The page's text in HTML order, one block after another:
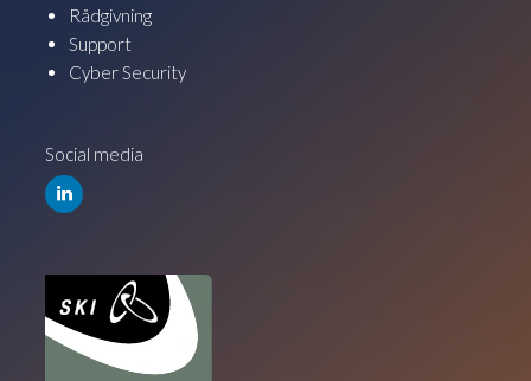
Rådgivning
Support
Cyber Security
Social media